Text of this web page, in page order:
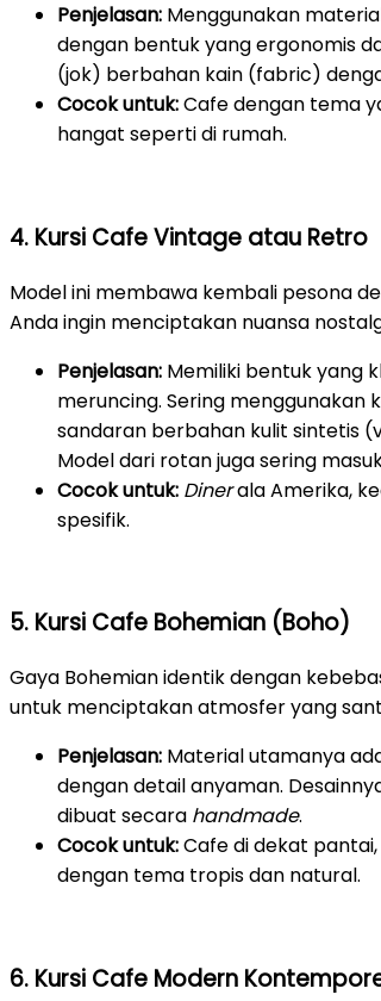
Penjelasan: Menggunakan
dengan bentuk yang ergonomis
(jok) berbahan kain (fabric)
Cocok untuk:Cafe dengan tema
hangat seperti di rumah.
4. Kursi Cafe Vintage atau Retro
Model ini membawa kembali pesona
Anda ingin menciptakan nuansa
Penjelasan: Memiliki bentuk yang
meruncing. Sering menggunakan
sandaran berbahan kulit sintetis
Model dari rotan juga sering
Cocok untuk: Dinerala Amerika,
spesifik.
5. Kursi Cafe Bohemian (Boho)
Gaya Bohemian identik dengan
untuk menciptakan atmosfer yang
Penjelasan: Material utamanya
dengan detail anyaman.
dibuat secara handmade.
Cocok untuk:Cafe di dekat
dengan tema tropis dan natural.
6. Kursi Cafe Modern